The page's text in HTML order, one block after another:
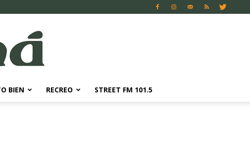
BIEN RECREO STREET FM 101.5